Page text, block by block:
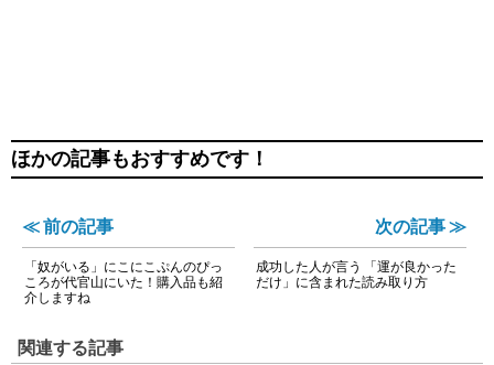
ほかの記事もおすすめです！
≪ 前の記事
「奴がいる」にこにこぷんのぴっ
ころが代官山にいた！購入品も紹
介しますね
次の記事 ≫
成功した人が言う 「運が良かった
だけ」に含まれた読み取り方
関連する記事